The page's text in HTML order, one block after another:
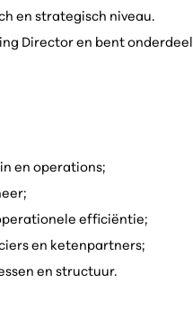
en strategisch niveau.
Director en bent
en operations;
efficiëntie;
en ketenpartners;
en structuur.